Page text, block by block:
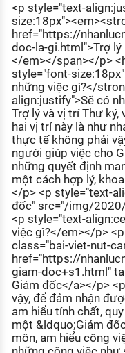
KHÁM PHÁ NGHỀ
Tử vi nghề nghiệp
Kỹ năng nghề
HƯỚNG NGHIỆP
Đặc trưng từng nghề
Xu hướng việc làm
XÂY DỰNG VÀ PHÁT
NHÂN SỰ
TUYỂN DỤNG VIỆC
<p style="text-
href="https://
doc-la-gi.html">Trợ
</em></span></p>
style="font-
những việc gì?</
align:justify">Sẽ có
Trợ lý và vị trí Thư ký,
hai vị trí này là như
thực tế không phải
người giúp việc cho
những quyết định
một cách hợp lý,
</p> <p style="text-
đốc" src="/img/2020/
<p style="text-
việc gì?</em></p>
class="bai-viet-nut-
href="https://
giam-doc+s1.html"
Giám đốc</a></p>
vậy, để đảm nhận
am hiểu tính chất,
một &ldquo;Giám
môn, am hiểu công